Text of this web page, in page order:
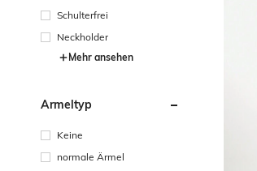
Schulterfrei
Neckholder
Mehr ansehen
Ärmeltyp
Keine
normale Ärmel